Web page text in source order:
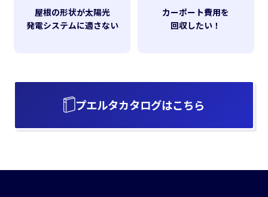
屋根の形状が太陽光
発電システムに適さない
カーポート費用を
回収したい！
プエルタカタログはこちら